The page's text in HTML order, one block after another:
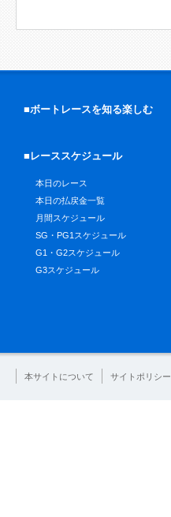
■ボートレースを知る楽しむ
■レーススケジュール
本日のレース
本日の払戻金一覧
月間スケジュール
SG・PG1スケジュール
G1・G2スケジュール
G3スケジュール
本サイトについて サイトポリシー